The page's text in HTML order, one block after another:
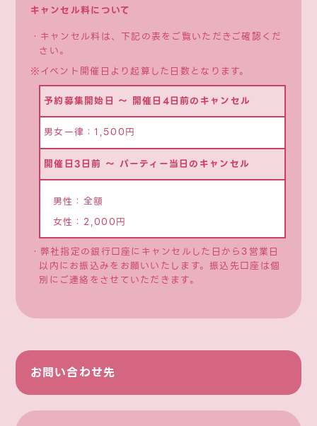
キャンセル料について
・キャンセル料は、下記の表をご覧いただきご確認くだ
さい。
※イベント開催日より起算した日数となります。
予約募集開始日 ～ 開催日4日前のキャンセル
男女一律：1,500円
開催日3日前 ～ パーティー当日のキャンセル
男性：全額
女性：2,000円
・弊社指定の銀行口座にキャンセルした日から3営業日
以内にお振込みをお願いいたします。振込先口座は個
別にご連絡をさせていただきます。
お問い合わせ先